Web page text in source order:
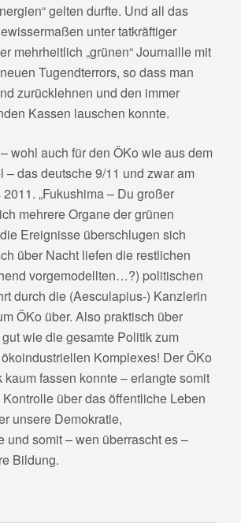
gelten durfte. Und all das
unter tatkräftiger
mehrheitlich „grünen“ Journaille mit
Tugendterrors, so dass man
zurücklehnen und den immer
Kassen lauschen konnte.
wohl auch für den ÖKo wie aus dem
– das deutsche 9/11 und zwar am
„Fukushima – Du großer
mehrere Organe der grünen
Ereignisse überschlugen sich
über Nacht liefen die restlichen
vorgemodellten…?) politischen
durch die (Aesculapius-) Kanzlerin
ÖKo über. Also praktisch über
wie die gesamte Politik zum
Komplexes! Der ÖKo
kaum fassen konnte – erlangte somit
über das öffentliche Leben
unsere Demokratie,
und somit – wen überrascht es –
Bildung.